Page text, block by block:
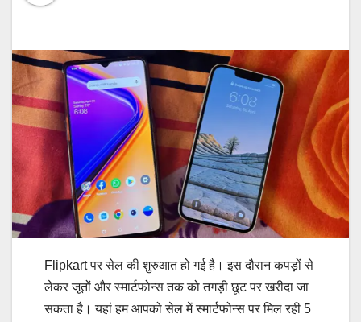
Flipkart पर सेल की शुरुआत हो गई है। इस दौरान कपड़ों से
लेकर जूतों और स्मार्टफोन्स तक को तगड़ी छूट पर खरीदा जा
सकता है। यहां हम आपको सेल में स्मार्टफोन्स पर मिल रही 5